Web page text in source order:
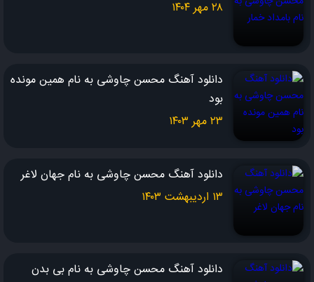
۲۸ مهر ۱۴۰۴
دانلود آهنگ محسن چاوشی به نام همین مونده
بود
۲۳ مهر ۱۴۰۳
دانلود آهنگ محسن چاوشی به نام جهان لاغر
۱۳ اردیبهشت ۱۴۰۳
دانلود آهنگ محسن چاوشی به نام بی بدن